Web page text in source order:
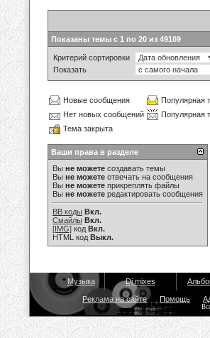
Показаны темы с 1 по 20 из 49169
Критерий сортировки
Показать
Новые сообщения
Популярная
Нет новых сообщений
Популярная
Тема закрыта
Ваши права в разделе
Вы не можете создавать темы
Вы не можете отвечать на сообщения
Вы не можете прикреплять файлы
Вы не можете редактировать сообщения
BB коды Вкл.
Смайлы Вкл.
[IMG] код Вкл.
HTML код Выкл.
Музыка Dj mixes
Реклама на сайте Помощь